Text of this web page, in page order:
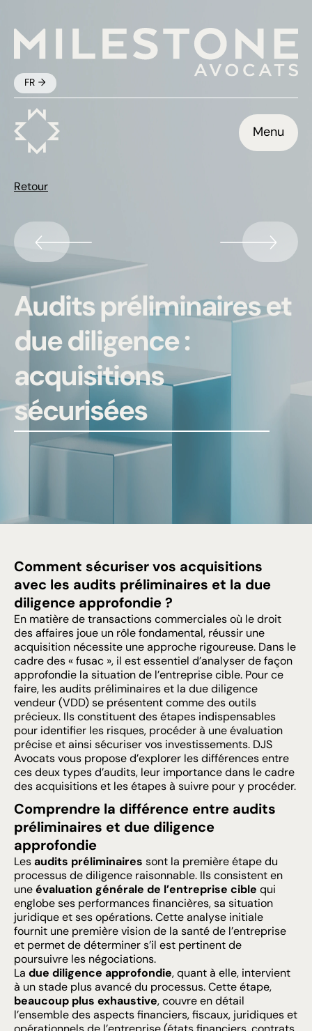
FR
Menu
Retour
Audits préliminaires et
due diligence :
acquisitions
sécurisées
Comment sécuriser vos acquisitions
avec les audits préliminaires et la due
diligence approfondie ?
En matière de transactions commerciales où le droit
des affaires joue un rôle fondamental, réussir une
acquisition nécessite une approche rigoureuse. Dans le
cadre des « fusac », il est essentiel d’analyser de façon
approfondie la situation de l’entreprise cible. Pour ce
faire, les audits préliminaires et la due diligence
vendeur (VDD) se présentent comme des outils
précieux. Ils constituent des étapes indispensables
pour identifier les risques, procéder à une évaluation
précise et ainsi sécuriser vos investissements. DJS
Avocats vous propose d’explorer les différences entre
ces deux types d’audits, leur importance dans le cadre
des acquisitions et les étapes à suivre pour y procéder.
Comprendre la différence entre audits
préliminaires et due diligence
approfondie
Les audits préliminaires sont la première étape du
processus de diligence raisonnable. Ils consistent en
une évaluation générale de l’entreprise cible qui
englobe ses performances financières, sa situation
juridique et ses opérations. Cette analyse initiale
fournit une première vision de la santé de l’entreprise
et permet de déterminer s’il est pertinent de
poursuivre les négociations.
La due diligence approfondie, quant à elle, intervient
à un stade plus avancé du processus. Cette étape,
beaucoup plus exhaustive, couvre en détail
l’ensemble des aspects financiers, fiscaux, juridiques et